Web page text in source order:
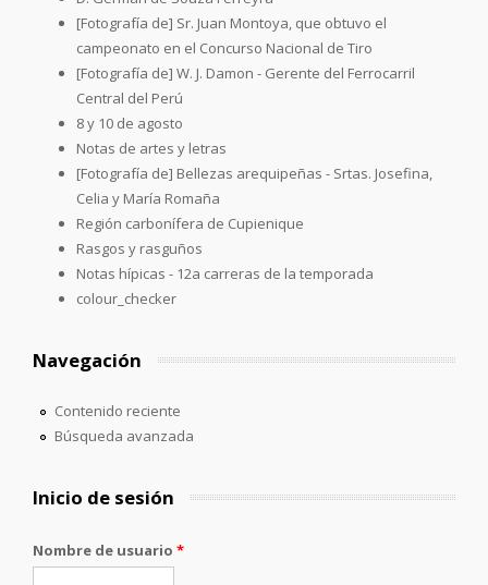
[Fotografía de] Sr. Juan Montoya, que obtuvo el
campeonato en el Concurso Nacional de Tiro
[Fotografía de] W. J. Damon - Gerente del Ferrocarril
Central del Perú
8 y 10 de agosto
Notas de artes y letras
[Fotografía de] Bellezas arequipeñas - Srtas. Josefina,
Celia y María Romaña
Región carbonífera de Cupienique
Rasgos y rasguños
Notas hípicas - 12a carreras de la temporada
colour_checker
Navegación
Contenido reciente
Búsqueda avanzada
Inicio de sesión
Nombre de usuario *